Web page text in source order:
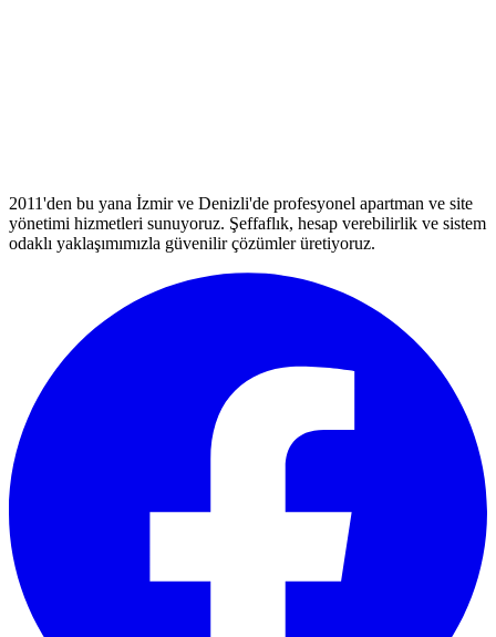
2011'den bu yana İzmir ve Denizli'de profesyonel apartman ve site
yönetimi hizmetleri sunuyoruz. Şeffaflık, hesap verebilirlik ve sistem
odaklı yaklaşımımızla güvenilir çözümler üretiyoruz.